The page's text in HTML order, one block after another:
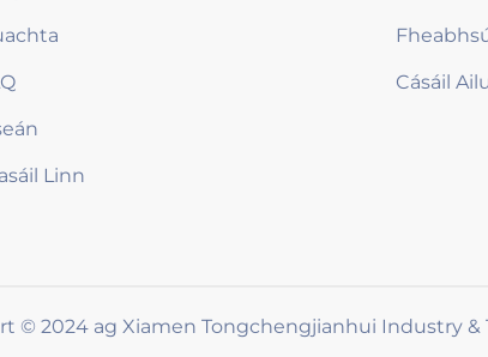
Linn
Cásáil
© 2024 ag Xiamen Tongchengjianhui Industry &